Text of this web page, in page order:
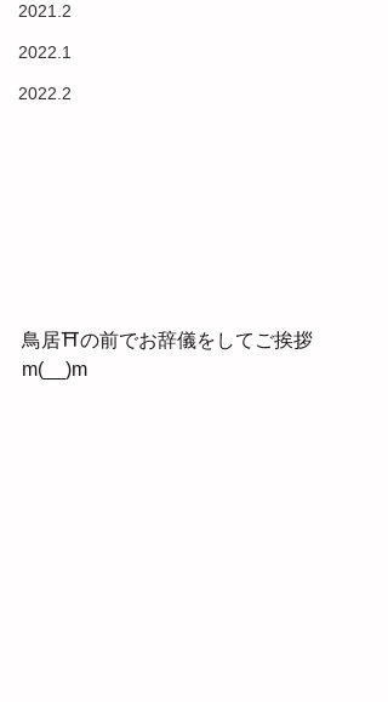
2021.2
2022.1
2022.2
鳥居⛩の前でお辞儀をしてご挨拶
m(__)m